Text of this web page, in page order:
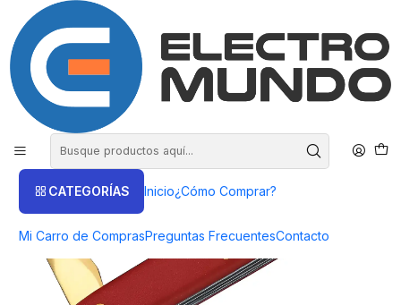
CATEGORÍAS Inicio¿Cómo Comprar?
Mi Carro de ComprasPreguntas FrecuentesContacto
COMPRA HASTA EN 3 CUOTAS SIN INTERES
Inicio Victorinox Navajas
Navaja Victorinox para Injertar hoja 50 y 51 mm color Rojo